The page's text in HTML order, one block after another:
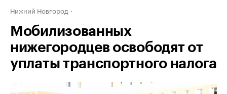
Нижний Новгород
Мобилизованных
нижегородцев освободят от
уплаты транспортного налога